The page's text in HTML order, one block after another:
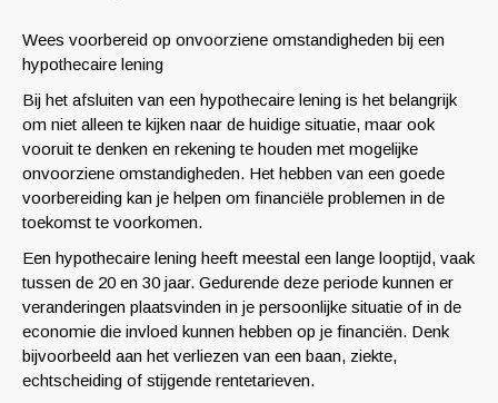
Wees voorbereid op onvoorziene omstandigheden bij een
hypothecaire lening
Bij het afsluiten van een hypothecaire lening is het belangrijk
om niet alleen te kijken naar de huidige situatie, maar ook
vooruit te denken en rekening te houden met mogelijke
onvoorziene omstandigheden. Het hebben van een goede
voorbereiding kan je helpen om financiële problemen in de
toekomst te voorkomen.
Een hypothecaire lening heeft meestal een lange looptijd, vaak
tussen de 20 en 30 jaar. Gedurende deze periode kunnen er
veranderingen plaatsvinden in je persoonlijke situatie of in de
economie die invloed kunnen hebben op je financiën. Denk
bijvoorbeeld aan het verliezen van een baan, ziekte,
echtscheiding of stijgende rentetarieven.